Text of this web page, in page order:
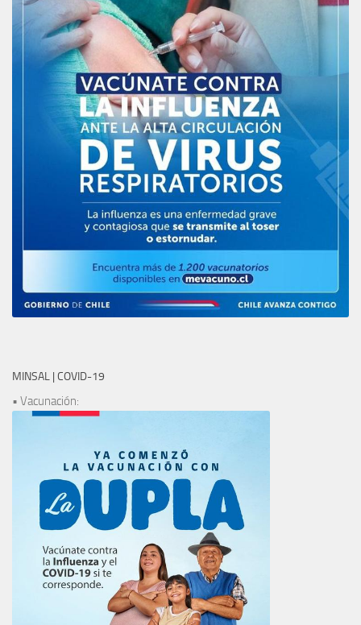
MINSAL | COVID-19
• Vacunación: